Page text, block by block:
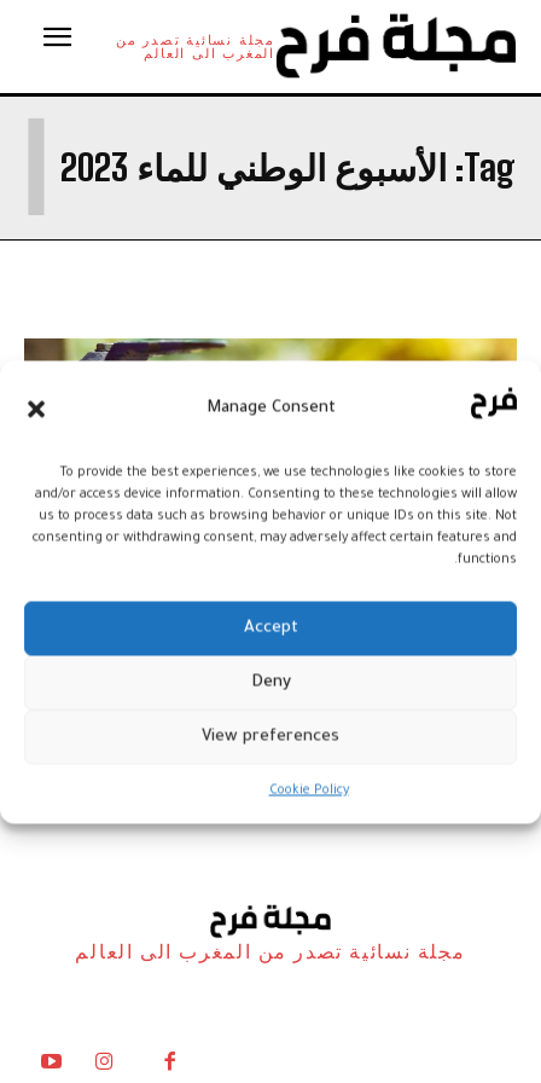
Manage Consent
To provide the best experiences, we use technologies like cookies to store
and/or access device information. Consenting to these technologies will allow
us to process data such as browsing behavior or unique IDs on this site. Not
consenting or withdrawing consent, may adversely affect certain features and
functions.
Accept
Deny
View preferences
Cookie Policy
مجلة نسائية تصدر من
المغرب الى العالم
Tag: الأسبوع الوطني للماء 2023
مجلة نسائية تصدر من المغرب الى العالم